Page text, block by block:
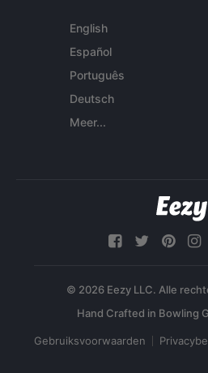
English
Español
Português
Deutsch
Meer...
© 2026 Eezy LLC. Alle
Gebruiksvoorwaarden